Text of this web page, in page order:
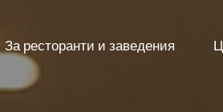
За ресторанти и заведения